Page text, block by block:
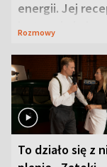
energii. Jej
jest zaskakująco
Rozmowy
To działo się z